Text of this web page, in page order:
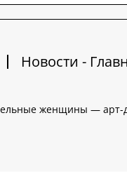
Новости -
женщины — арт-